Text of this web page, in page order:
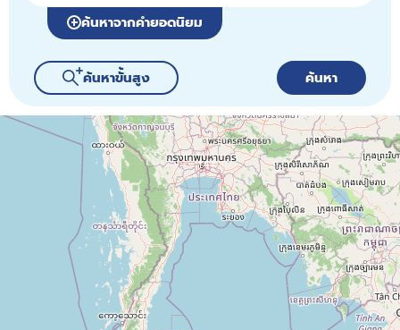
ค้นหาจากคำยอดนิยม
ค้นหาขั้นสูง ค้นหา
141